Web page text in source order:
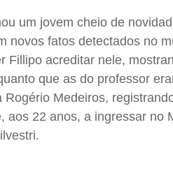
um jovem cheio de
novos fatos detectados no
Fillipo acreditar nele,
que as do professor
Rogério Medeiros,
aos 22 anos, a ingressar no